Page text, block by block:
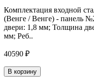
Комплектация входной
(Венге / Венге) - панель
двери: 1,8 мм; Толщина
мм; Реб..
40590 ₽
В корзину